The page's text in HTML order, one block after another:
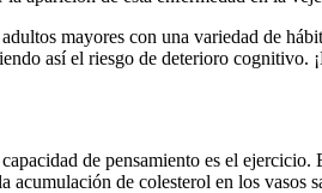
mayores con una variedad de
así el riesgo de deterioro
de pensamiento es el
acumulación de colesterol en los vasos